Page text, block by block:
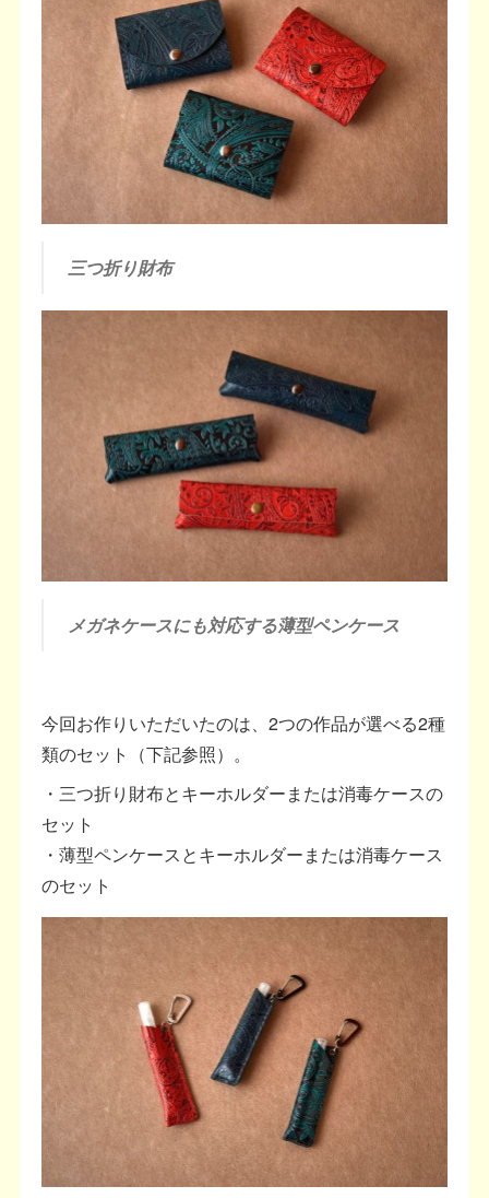
三つ折り財布
メガネケースにも対応する薄型ペンケース
今回お作りいただいたのは、2つの作品が選べる2種
類のセット（下記参照）。
・三つ折り財布とキーホルダーまたは消毒ケースの
セット
・薄型ペンケースとキーホルダーまたは消毒ケース
のセット